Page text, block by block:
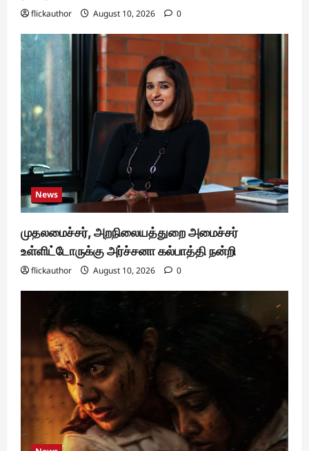
flickauthor August 10, 2026 0
News
முதலமைச்சர், அறநிலையத்துறை அமைச்சர்
உள்ளிட்டோருக்கு அர்ச்சனா கல்பாத்தி நன்றி
flickauthor August 10, 2026 0